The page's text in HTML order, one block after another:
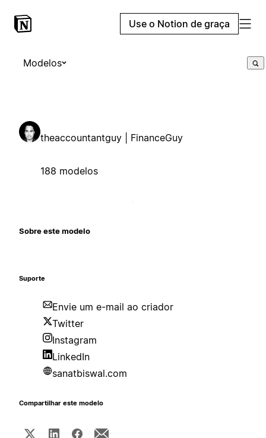
Use o Notion de graça
Modelos
theaccountantguy | FinanceGuy
188 modelos
Sobre este modelo
Suporte
Envie um e-mail ao criador
Twitter
Instagram
LinkedIn
sanatbiswal.com
Compartilhar este modelo